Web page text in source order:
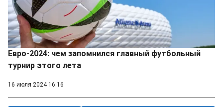
Евро-2024: чем запомнился главный футбольный
турнир этого лета
16 июля 2024 16:16